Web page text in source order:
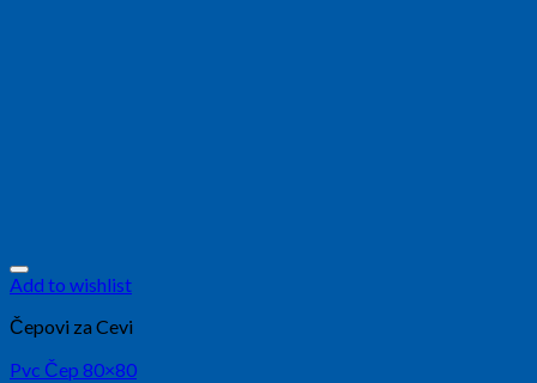
Add to wishlist
Čepovi za Cevi
Pvc Čep 80×80